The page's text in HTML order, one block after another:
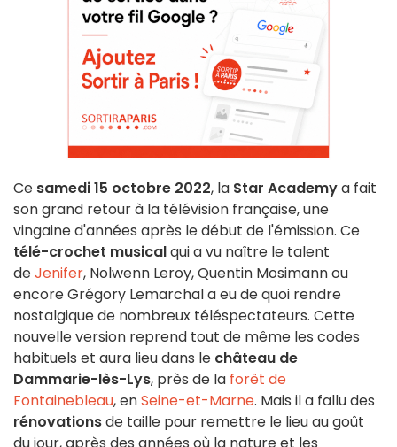
Ce samedi 15 octobre 2022, la Star Academya fait
son grand retour à la télévision française, une
vingaine d'années après le début de l'émission. Ce
télé-crochet musicalqui a vu naître le talent
deJenifer, Nolwenn Leroy, Quentin Mosimann ou
encore Grégory Lemarchal a eu de quoi rendre
nostalgique de nombreux téléspectateurs. Cette
nouvelle version reprend tout de même les codes
habituels et aura lieu dans le château de
Dammarie-lès-Lys, près de la forêt de
Fontainebleau, enSeine-et-Marne. Mais il a fallu des
rénovationsde taille pour remettre le lieu au goût